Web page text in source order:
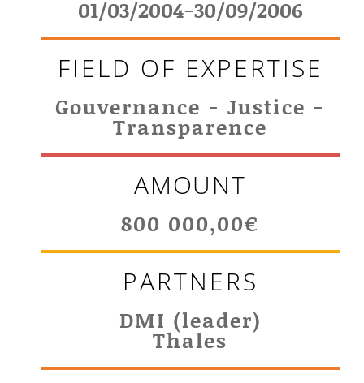
01/03/2004-30/09/2006
FIELD OF EXPERTISE
Gouvernance - Justice -
Transparence
AMOUNT
800 000,00€
PARTNERS
DMI (leader)
Thales